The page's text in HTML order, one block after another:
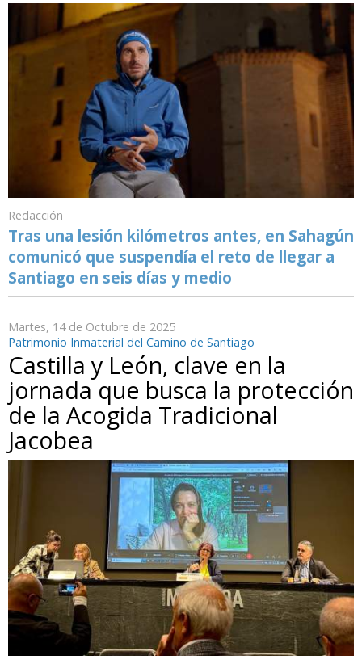
Redacción
Tras una lesión kilómetros antes, en Sahagún
comunicó que suspendía el reto de llegar a
Santiago en seis días y medio
Martes, 14 de Octubre de 2025
Patrimonio Inmaterial del Camino de Santiago
Castilla y León, clave en la
jornada que busca la protección
de la Acogida Tradicional
Jacobea